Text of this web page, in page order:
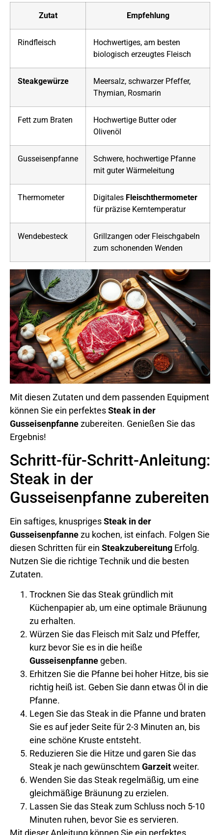
Zutat Empfehlung
Rindfleisch
Hochwertiges, am besten
biologisch erzeugtes Fleisch
Steakgewürze
Meersalz, schwarzer Pfeffer,
Thymian, Rosmarin
Fett zum Braten
Hochwertige Butter oder
Olivenöl
Gusseisenpfanne
Schwere, hochwertige Pfanne
mit guter Wärmeleitung
Thermometer Digitales Fleischthermometer
für präzise Kerntemperatur
Wendebesteck
Grillzangen oder Fleischgabeln
zum schonenden Wenden
Mit diesen Zutaten und dem passenden Equipment
können Sie ein perfektesSteak in der
Gusseisenpfannezubereiten. Genießen Sie das
Ergebnis!
Schritt-für-Schritt-Anleitung:
Steak in der
Gusseisenpfanne zubereiten
Ein saftiges, knusprigesSteak in der
Gusseisenpfannezu kochen, ist einfach. Folgen Sie
diesen Schritten für ein Steakzubereitung Erfolg.
Nutzen Sie die richtige Technik und die besten
Zutaten.
Trocknen Sie das Steak gründlich mit
Küchenpapier ab, um eine optimale Bräunung
zu erhalten.
Würzen Sie das Fleisch mit Salz und Pfeffer,
kurz bevor Sie es in die heiße
Gusseisenpfanne geben.
Erhitzen Sie die Pfanne bei hoher Hitze, bis sie
richtig heiß ist. Geben Sie dann etwas Öl in die
Pfanne.
Legen Sie das Steak in die Pfanne und braten
Sie es auf jeder Seite für 2-3 Minuten an, bis
eine schöne Kruste entsteht.
Reduzieren Sie die Hitze und garen Sie das
Steak je nach gewünschtem Garzeitweiter.
Wenden Sie das Steak regelmäßig, um eine
gleichmäßige Bräunung zu erzielen.
Lassen Sie das Steak zum Schluss noch 5-10
Minuten ruhen, bevor Sie es servieren.
Mit dieser Anleitung können Sie ein perfektes